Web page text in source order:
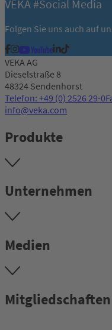
VEKA #Social Media
Folgen Sie uns auch auf
VEKA AG
Dieselstraße 8
48324 Sendenhorst
Telefon: +49 (0) 2526 29-0
info@veka.com
Produkte
Unternehmen
Medien
Mitgliedschaften